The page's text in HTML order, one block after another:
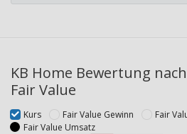
KB Home Bewertung nach
Fair Value
Kurs Fair Value Gewinn
Fair
Fair Value Umsatz